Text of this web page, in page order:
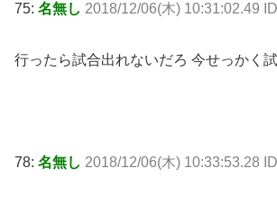
75: 名無し 2018/12/06(木) 10:31:02.49
行ったら試合出れないだろ 今せっかく
78: 名無し 2018/12/06(木) 10:33:53.28